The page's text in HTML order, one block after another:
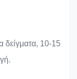
δείγματα, 10-15